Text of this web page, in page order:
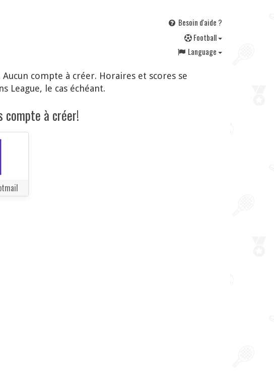
Besoin d'aide ?
Football
Language
compte à créer. Horaires et scores se
League, le cas échéant.
à créer!